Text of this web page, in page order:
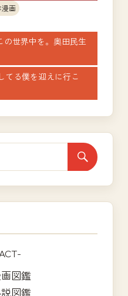
画
の世界中を。奥田民生
てる僕を迎えに行こ
図鑑
図鑑